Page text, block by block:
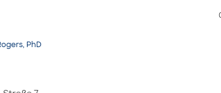
PhD